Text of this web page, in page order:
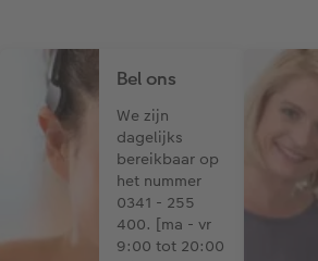
Bel ons
We zijn
dagelijks
bereikbaar op
het nummer
0341 - 255
400. [ma - vr
9:00 tot 20:00